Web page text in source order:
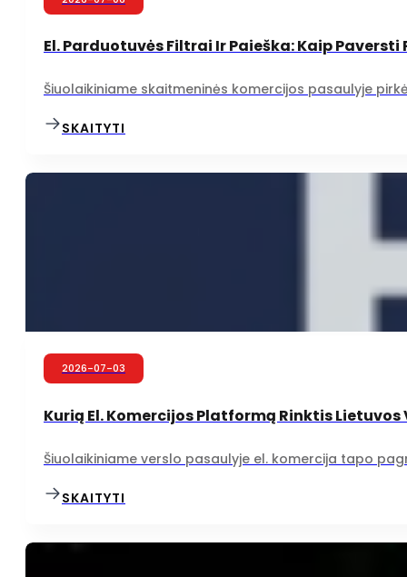
El. Parduotuvės Filtrai Ir Paieška: Kaip
Šiuolaikiniame skaitmeninės komercijos pasaulyje
SKAITYTI
2026-07-03
Kurią El. Komercijos Platformą Rinktis Lietuvos
Šiuolaikiniame verslo pasaulyje el. komercija tapo
SKAITYTI